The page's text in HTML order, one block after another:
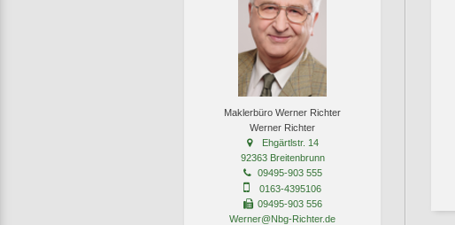
Maklerbüro Werner Richter
Werner Richter
Ehgärtlstr. 14
92363 Breitenbrunn
09495-903 555
0163-4395106
09495-903 556
Werner@Nbg-Richter.de